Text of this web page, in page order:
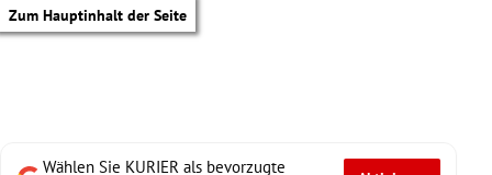
Zum Hauptinhalt der Seite
Wählen Sie KURIER als bevorzugte